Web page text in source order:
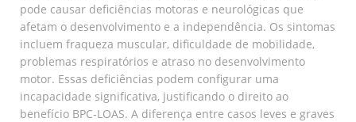
pode causar deficiências motoras e neurológicas que
afetam o desenvolvimento e a independência. Os sintomas
incluem fraqueza muscular, dificuldade de mobilidade,
problemas respiratórios e atraso no desenvolvimento
motor. Essas deficiências podem configurar uma
incapacidade significativa, justificando o direito ao
benefício BPC-LOAS. A diferença entre casos leves e graves